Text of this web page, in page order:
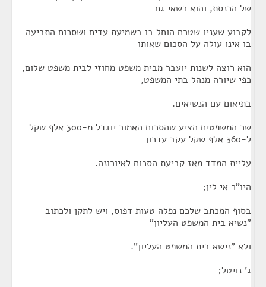
של הכנסת, והוא רשאי גם
לקבוע שעניו שטרם הוחל בו בשמיעת עדים ושסכום התביעה
בו אינו עולה על הסכום שאותו
הוא רוצה לשנות יועבר מבית משפט מחוזי לבית משפט שלום,
כפי שיורה מנהל בתי המשפט,
בתיאום עם הנשיאים.
שר המשפטים הציע שהסכום האמור יוגדל מ-300 אלף שקל
ל-360 אלף שקל עקב עדכון
עליית המדד מאז קביעת הסכום לאיורונה.
היו"ר אי לין;
בסוף המכתב שלכם נפלה טעות דפוס, ויש לתקן ולכתוב
"נשיא בית המשפט העליון"
ולא "נישא בית המשפט העליון".
ג' נויטל;